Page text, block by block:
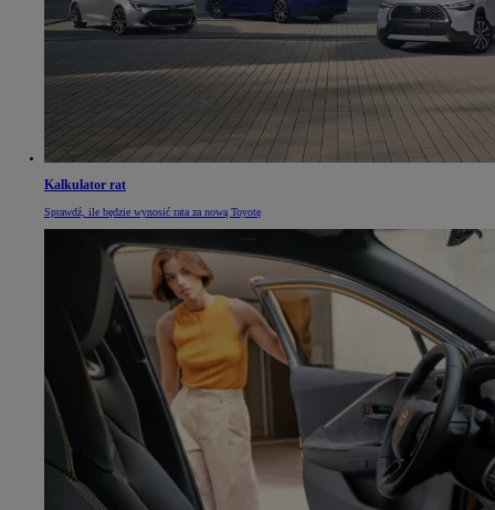
Kalkulator rat
Sprawdź, ile będzie wynosić rata za nową Toyotę